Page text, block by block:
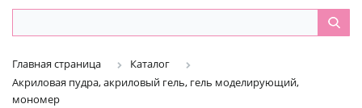
Главная страница
Каталог
Акриловая пудра, акриловый гель, гель моделирующий,
мономер